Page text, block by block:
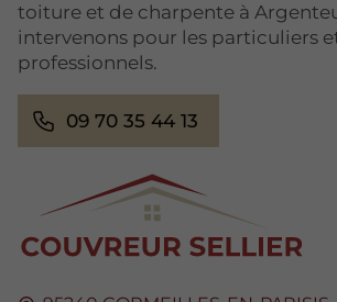
toiture et de charpente à
intervenons pour les particuliers
professionnels.
09 70 35 44 13